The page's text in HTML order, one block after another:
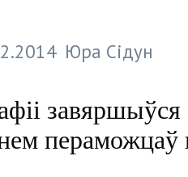
Юра Сідун
завяршыўся
пераможцаў